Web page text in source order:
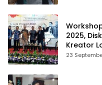
2025,
Kreator
Budaya
23